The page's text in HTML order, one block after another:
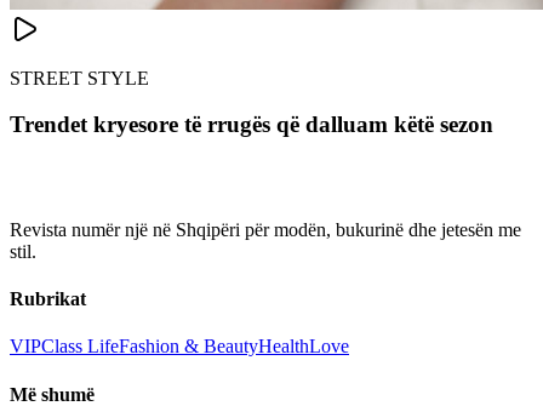
STREET STYLE
Trendet kryesore të rrugës që dalluam këtë sezon
Revista numër një në Shqipëri për modën, bukurinë dhe jetesën me
stil.
Rubrikat
VIPClass LifeFashion & BeautyHealthLove
Më shumë